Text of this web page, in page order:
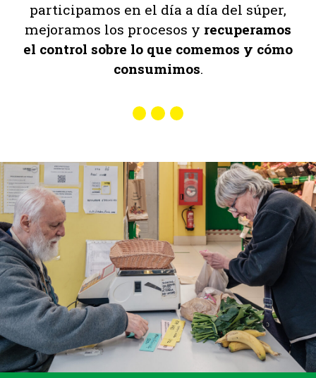
participamos en el día a día del súper,
mejoramos los procesos y recuperamos
el control sobre lo que comemos y cómo
consumimos.